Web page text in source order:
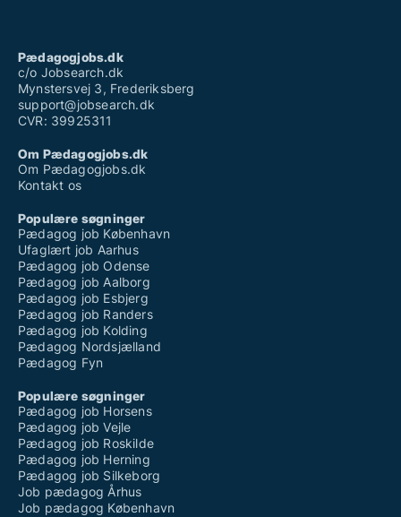
Pædagogjobs.dk
c/o Jobsearch.dk
Mynstersvej 3, Frederiksberg
support@jobsearch.dk
CVR: 39925311
Om Pædagogjobs.dk
Om Pædagogjobs.dk
Kontakt os
Populære søgninger
Pædagog job København
Ufaglært job Aarhus
Pædagog job Odense
Pædagog job Aalborg
Pædagog job Esbjerg
Pædagog job Randers
Pædagog job Kolding
Pædagog Nordsjælland
Pædagog Fyn
Populære søgninger
Pædagog job Horsens
Pædagog job Vejle
Pædagog job Roskilde
Pædagog job Herning
Pædagog job Silkeborg
Job pædagog Århus
Job pædagog København